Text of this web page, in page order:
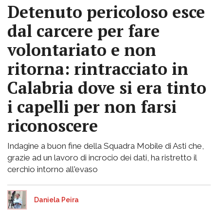
Detenuto pericoloso esce
dal carcere per fare
volontariato e non
ritorna: rintracciato in
Calabria dove si era tinto
i capelli per non farsi
riconoscere
Indagine a buon fine della Squadra Mobile di Asti che,
grazie ad un lavoro di incrocio dei dati, ha ristretto il
cerchio intorno all'evaso
Daniela Peira